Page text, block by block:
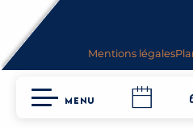
MENU
Mentions légales